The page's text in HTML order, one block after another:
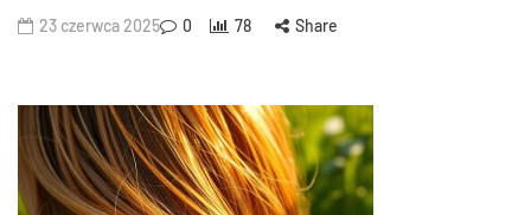
23 czerwca 2025 0 78 Share